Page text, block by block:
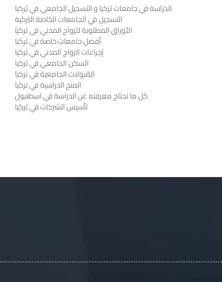
الدراسة في جامعات تركيا و التسجيل الجامعي في تركيا
التسجيل في الجامعات الخاصة التركية
الأوراق المطلوبة للزواج المدني في تركيا
أفضل جامعات خاصة في تركيا
إجراءات الزواج المدني في تركيا
السكن الجامعي في تركيا
القبولات الجامعية في تركيا
المنح الدراسية في تركيا
كل ما تحتاج معرفته عن الدراسة في اسطنبول
تأسيس الشركات في تركيا